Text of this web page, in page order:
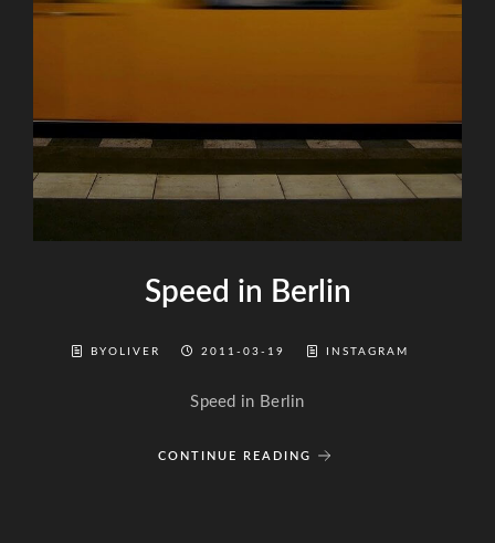
Speed in Berlin
BYOLIVER 2011-03-19 INSTAGRAM
Speed in Berlin
CONTINUE READING